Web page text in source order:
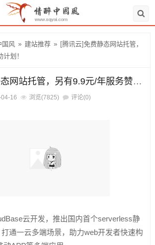
国风 » 建站推荐 » [腾讯云]免费静态网站托管，
划！
[腾讯云]免费静态网站托管，另有9.9元/年服务赞助计划！
16 浏览(7825) 评论(0)
云开发，推出国内首个serverless静
通一云多端场景，助力web开发者快速构